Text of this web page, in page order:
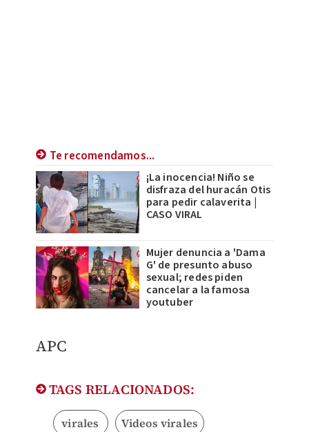
Te recomendamos...
¡La inocencia! Niño se
disfraza del huracán Otis
para pedir calaverita |
CASO VIRAL
Mujer denuncia a 'Dama
G' de presunto abuso
sexual; redes piden
cancelar a la famosa
youtuber
APC
TAGS RELACIONADOS:
virales Videos virales